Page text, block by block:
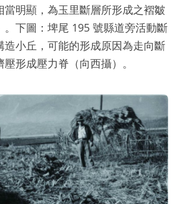
當明顯，為玉里斷層所形成之褶皺
。下圖：埤尾 195 號縣道旁活動斷
造小丘，可能的形成原因為走向斷
形成壓力脊（向西攝）。